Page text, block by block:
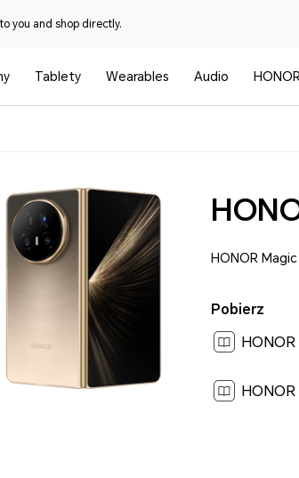
you and shop directly.
Tablety Wearables Audio
HONOR
Pobierz